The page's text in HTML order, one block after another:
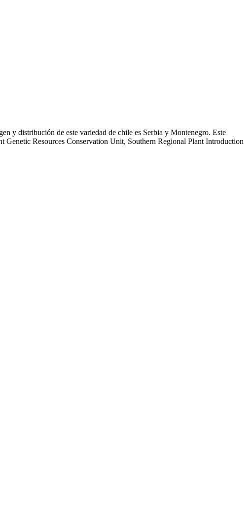
y distribución de este variedad de chile es Serbia y Montenegro. Este
Genetic Resources Conservation Unit, Southern Regional Plant Introduction